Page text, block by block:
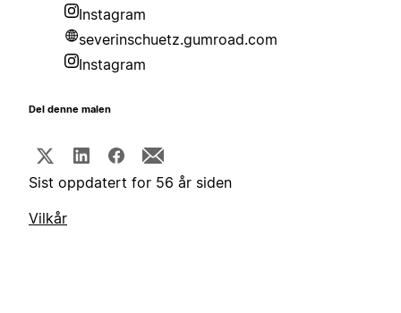
Instagram
severinschuetz.gumroad.com
Instagram
Del denne malen
Sist oppdatert for 56 år siden
Vilkår